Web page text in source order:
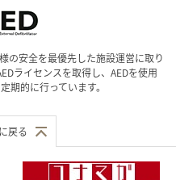
の安全を最優先した施設運営に取り
ライセンスを取得し、AEDを使用
期的に行っています。
戻る